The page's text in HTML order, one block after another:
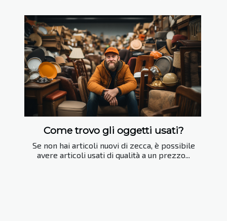
Come trovo gli oggetti usati?
Se non hai articoli nuovi di zecca, è possibile
avere articoli usati di qualità a un prezzo...